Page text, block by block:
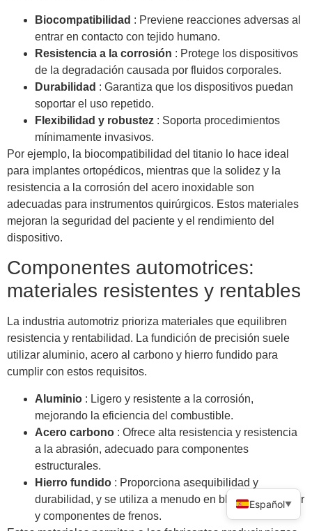
Biocompatibilidad : Previene reacciones adversas al
entrar en contacto con tejido humano.
Resistencia a la corrosión : Protege los dispositivos
de la degradación causada por fluidos corporales.
Durabilidad : Garantiza que los dispositivos puedan
soportar el uso repetido.
Flexibilidad y robustez : Soporta procedimientos
mínimamente invasivos.
Por ejemplo, la biocompatibilidad del titanio lo hace ideal
para implantes ortopédicos, mientras que la solidez y la
resistencia a la corrosión del acero inoxidable son
adecuadas para instrumentos quirúrgicos. Estos materiales
mejoran la seguridad del paciente y el rendimiento del
dispositivo.
Componentes automotrices:
materiales resistentes y rentables
La industria automotriz prioriza materiales que equilibren
resistencia y rentabilidad. La fundición de precisión suele
utilizar aluminio, acero al carbono y hierro fundido para
cumplir con estos requisitos.
Aluminio : Ligero y resistente a la corrosión,
mejorando la eficiencia del combustible.
Acero carbono : Ofrece alta resistencia y resistencia
a la abrasión, adecuado para componentes
estructurales.
Hierro fundido : Proporciona asequibilidad y
durabilidad, y se utiliza a menudo en bloques de motor
y componentes de frenos.
Español▼